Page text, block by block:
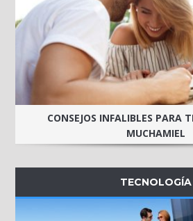
CONSEJOS INFALIBLES PARA
MUCHAMIEL
TECNOLOGÍA